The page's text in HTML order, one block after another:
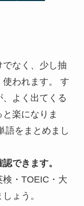
なく、少し抽
われます。 す
よく出てくる
楽になりま
語をまとめまし
できます。
・TOEIC・大
ょう。